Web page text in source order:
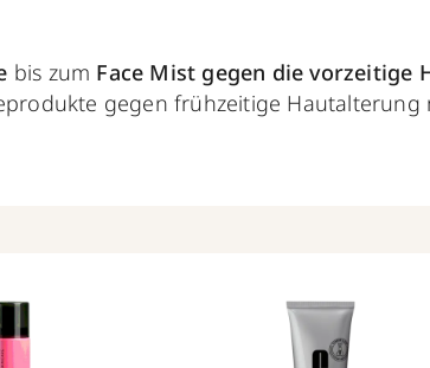
bis zum Face Mist gegen die vorzeitige
gegen frühzeitige Hautalterung